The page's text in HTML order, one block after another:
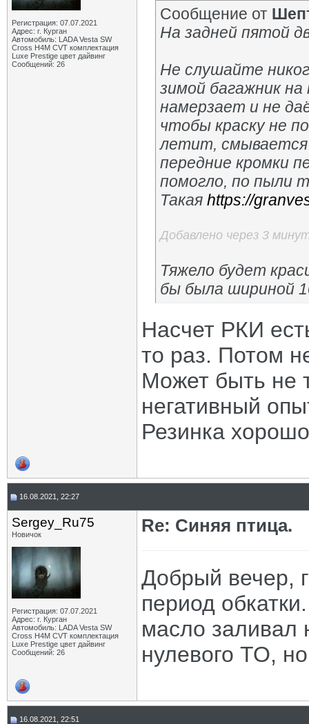
Регистрация: 07.07.2021
Адрес: г. Курган
Автомобиль: LADA Vesta SW
Cross H4M CVT комплектация
Luxe Prestige цвет дайвинг
Сообщений: 26
Сообщение от
На задней пятой
Не слушайте
зимой багажник
намерзает и не
чтобы краску не
летит, смывается
передние кромки
помогло, по пыли
Такая https://
Добавлено через 3
Тяжело будет
бы была шириной
Насчет РКИ
то раз. Потом
Может быть не
негативный
Резинка
16.08.2021, 22:27
Sergey_Ru75
Новичок
Регистрация: 07.07.2021
Адрес: г. Курган
Автомобиль: LADA Vesta SW
Cross H4M CVT комплектация
Luxe Prestige цвет дайвинг
Сообщений: 26
Re: Синяя птица.
Добрый вечер,
период
масло заливал
нулевого ТО,
16.08.2021, 22:51